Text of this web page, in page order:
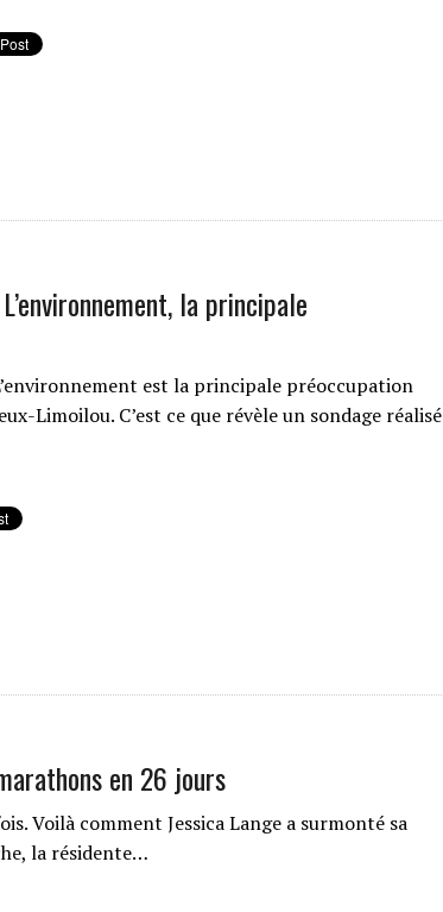
la principale
est la principale préoccupation
Limoilou. C’est ce que révèle un sondage réalisé
en 26 jours
Voilà comment Jessica Lange a surmonté sa
la résidente…